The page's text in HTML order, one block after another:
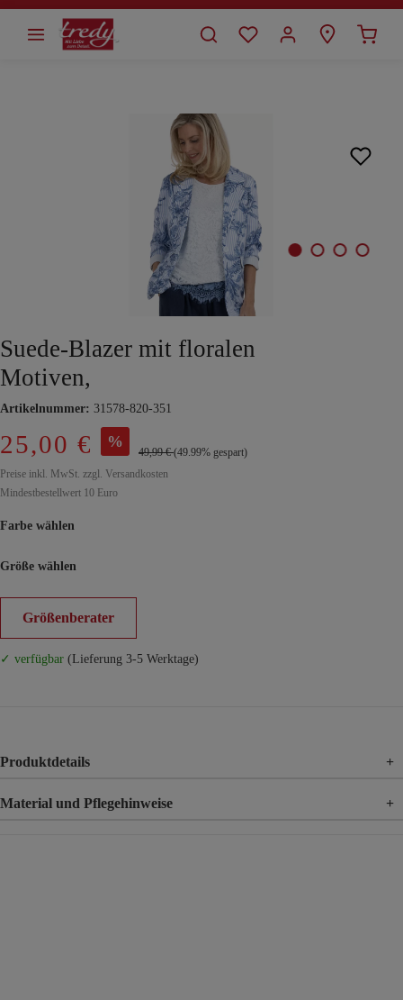
springen
Suede-Blazer mit floralen
Motiven,
Artikelnummer: 31578-820-351
25,00 € %
49,99 €(49.99% gespart)
Preise inkl. MwSt. zzgl. Versandkosten
Mindestbestellwert 10 Euro
Farbe wählen
Größe wählen
Größenberater
✓ verfügbar (Lieferung 3-5 Werktage)
Produktdetails +
Material und Pflegehinweise +